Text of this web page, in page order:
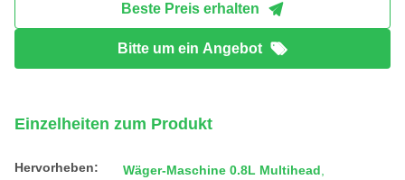
Beste Preis erhalten
Bitte um ein Angebot
Einzelheiten zum Produkt
Hervorheben: Wäger-Maschine 0.8L Multihead